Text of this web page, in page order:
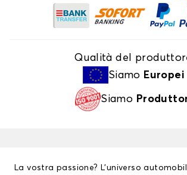
Qualità del
Siamo Europei
Siamo
La vostra passione? L’universo